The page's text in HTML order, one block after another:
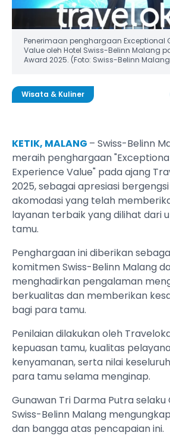
Penerimaan penghargaan Exceptional
Value oleh Hotel Swiss-Belinn Malang
Award 2025. (Foto: Swiss-Belinn
Wisata & Kuliner
KETIK, MALANG – Swiss-Belinn
meraih penghargaan
Experience Value" pada ajang
2025, sebagai apresiasi
akomodasi yang telah
layanan terbaik yang dilihat dari
tamu.
Penghargaan ini diberikan
komitmen Swiss-Belinn Malang
menghadirkan pengalaman
berkualitas dan memberikan
bagi para tamu.
Penilaian dilakukan oleh
kepuasan tamu, kualitas
kenyamanan, serta nilai
para tamu selama menginap.
Gunawan Tri Darma Putra
Swiss-Belinn Malang
dan bangga atas pencapaian ini.